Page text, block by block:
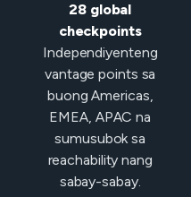
28 global
checkpoints
Independiyenteng
vantage points sa
buong Americas,
EMEA, APAC na
sumusubok sa
reachability nang
sabay-sabay.